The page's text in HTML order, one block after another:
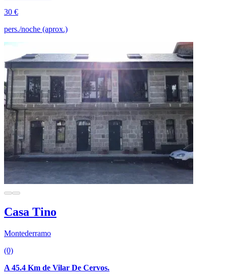
30 €
pers./noche (aprox.)
Casa Tino
Montederramo
(0)
A 45.4 Km de Vilar De Cervos.